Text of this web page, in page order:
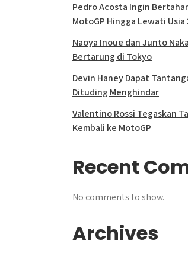
Pedro Acosta Ingin
MotoGP Hingga Lewati Usia
Naoya Inoue dan Junto
Bertarung di Tokyo
Devin Haney Dapat
Dituding Menghindar
Valentino Rossi Tegaskan
Kembali ke MotoGP
Recent
No comments to show.
Archives